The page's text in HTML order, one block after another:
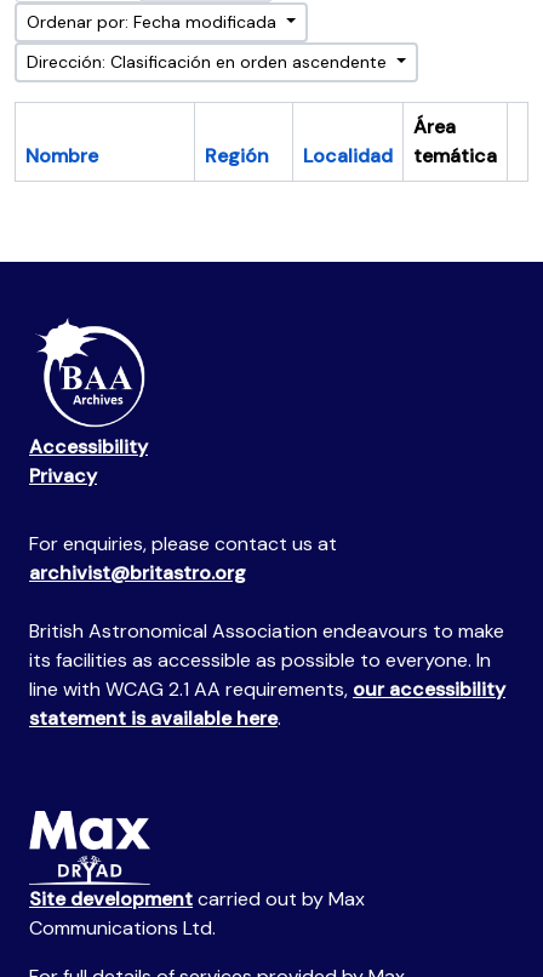
Ordenar por: Fecha modificada
Dirección: Clasificación en orden ascendente
Nombre Región Localidad
Área
temática
Accessibility
Privacy
For enquiries, please contact us at
archivist@britastro.org
British Astronomical Association endeavours to make
its facilities as accessible as possible to everyone. In
line with WCAG 2.1 AA requirements, our accessibility
statement is available here.
Site developmentcarried out by Max
Communications Ltd.